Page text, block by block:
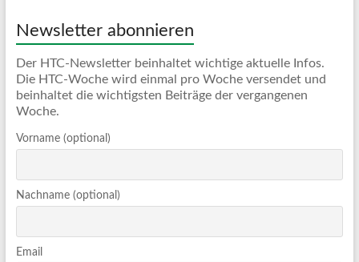
Newsletter abonnieren
Der HTC-Newsletter beinhaltet wichtige aktuelle Infos.
Die HTC-Woche wird einmal pro Woche versendet und
beinhaltet die wichtigsten Beiträge der vergangenen
Woche.
Vorname (optional)
Nachname (optional)
Email